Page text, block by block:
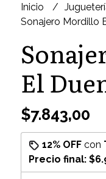
Inicio
Sonajero Mordillo
El
$7.843,00
12% OFFcon
Precio final: